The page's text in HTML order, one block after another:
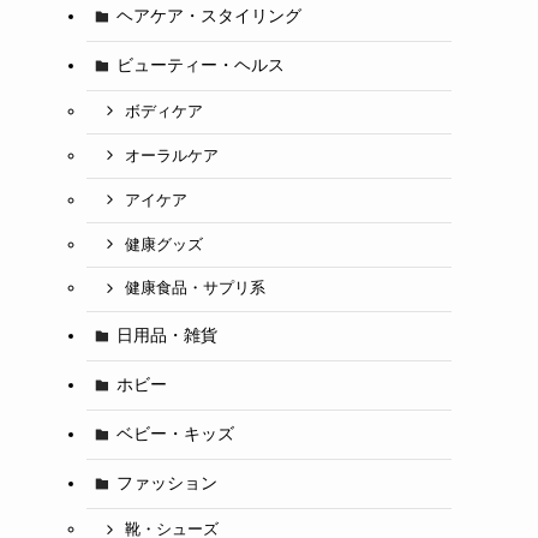
ヘアケア・スタイリング
ビューティー・ヘルス
ボディケア
オーラルケア
アイケア
健康グッズ
健康食品・サプリ系
日用品・雑貨
ホビー
ベビー・キッズ
ファッション
靴・シューズ